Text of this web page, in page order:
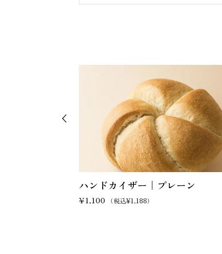
ハンドカイザー｜プレーン
¥1,100 （税込¥1,188）